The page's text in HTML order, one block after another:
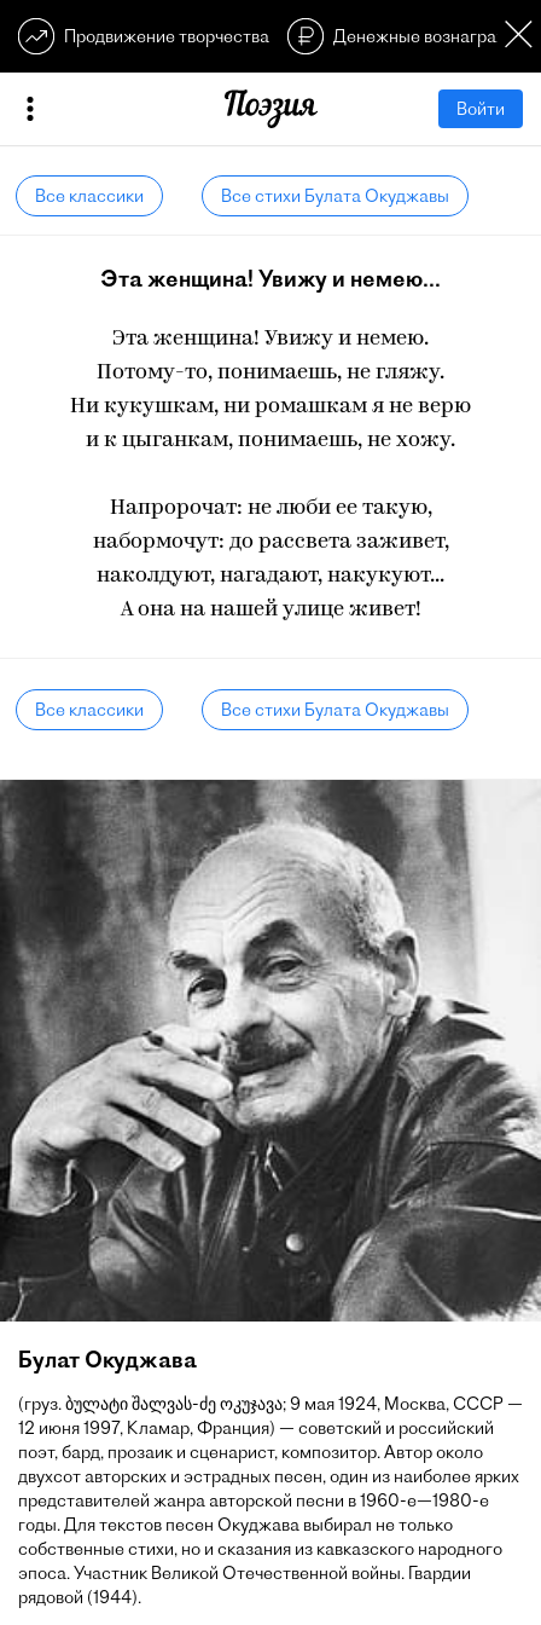
Продвижение творчества Денежные
Войти
Все классики Все стихи Булата Окуджавы
Эта женщина! Увижу и немею...
Эта женщина! Увижу и немею.
Потому-то, понимаешь, не гляжу.
Ни кукушкам, ни ромашкам я не верю
и к цыганкам, понимаешь, не хожу.
Напророчат: не люби ее такую,
набормочут: до рассвета заживет,
наколдуют, нагадают, накукуют...
А она на нашей улице живет!
Все классики Все стихи Булата Окуджавы
Булат Окуджава
(груз. ბულატი შალვას-ძე ოკუჯავა; 9 мая 1924, Москва, СССР —
12 июня 1997, Кламар, Франция) — советский и российский
поэт, бард, прозаик и сценарист, композитор. Автор около
двухсот авторских и эстрадных песен, один из наиболее ярких
представителей жанра авторской песни в 1960-е—1980-е
годы. Для текстов песен Окуджава выбирал не только
собственные стихи, но и сказания из кавказского народного
эпоса. Участник Великой Отечественной войны. Гвардии
рядовой (1944).